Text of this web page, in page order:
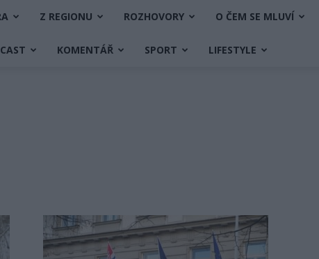
Z REGIONU ROZHOVORY O ČEM SE MLUVÍ
KOMENTÁŘ SPORT LIFESTYLE